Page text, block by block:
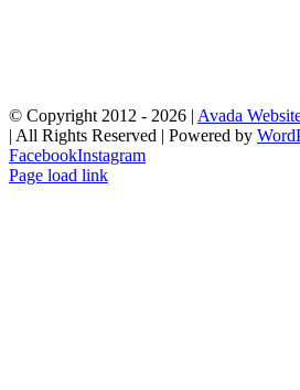
© Copyright 2012 - 2026 | Avada
| All Rights Reserved | Powered by
FacebookInstagram
Page load link